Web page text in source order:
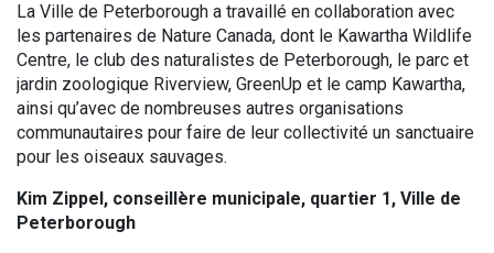
La Ville de Peterborough a travaillé en collaboration avec
les partenaires de Nature Canada, dont le Kawartha Wildlife
Centre, le club des naturalistes de Peterborough, le parc et
jardin zoologique Riverview, GreenUp et le camp Kawartha,
ainsi qu’avec de nombreuses autres organisations
communautaires pour faire de leur collectivité un sanctuaire
pour les oiseaux sauvages.
Kim Zippel, conseillère municipale, quartier 1, Ville de
Peterborough